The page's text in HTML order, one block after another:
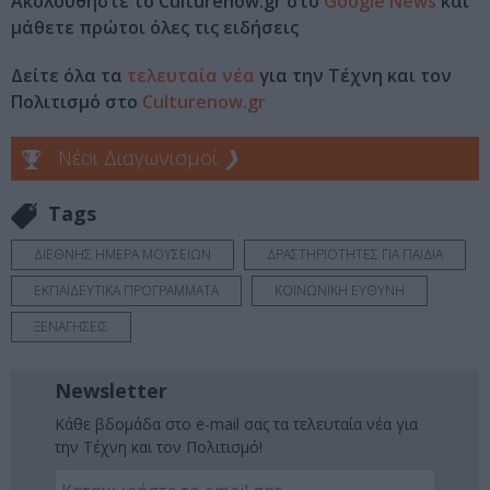
μάθετε πρώτοι όλες τις ειδήσεις
Δείτε όλα τα τελευταία νέα για την Τέχνη και τον
Πολιτισμό στο Culturenow.gr
Νέοι Διαγωνισμοί ❯
Tags
ΔΙΕΘΝΗΣ ΗΜΕΡΑ ΜΟΥΣΕΙΩΝ
ΔΡΑΣΤΗΡΙΟΤΗΤΕΣ ΓΙΑ ΠΑΙΔΙΑ
ΕΚΠΑΙΔΕΥΤΙΚΑ ΠΡΟΓΡΑΜΜΑΤΑ
ΚΟΙΝΩΝΙΚΗ ΕΥΘΥΝΗ
ΞΕΝΑΓΗΣΕΙΣ
Newsletter
Κάθε βδομάδα στο e-mail σας τα τελευταία νέα για
την Τέχνη και τον Πολιτισμό!